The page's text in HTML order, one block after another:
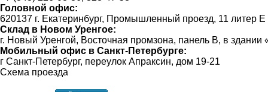
Головной офис:
620137 г. Екатеринбург, Промышленный проезд, 11 литер Е
Склад в Новом Уренгое:
г. Новый Уренгой, Восточная промзона, панель В, в
Мобильный офис в Санкт-Петербурге:
г Санкт-Петербург, переулок Апраксин, дом 19-21
Схема проезда